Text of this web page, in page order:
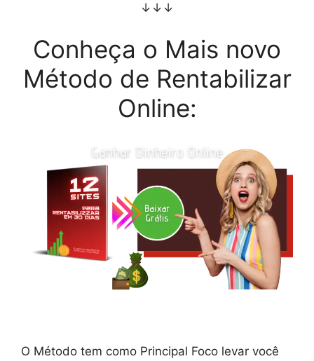
↓↓↓
Conheça o Mais novo
Método de Rentabilizar
Online:
O Método tem como Principal Foco levar você